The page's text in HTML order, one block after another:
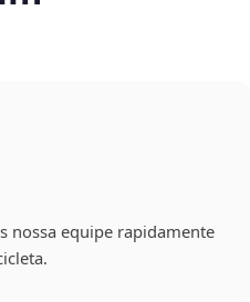
nossa equipe rapidamente